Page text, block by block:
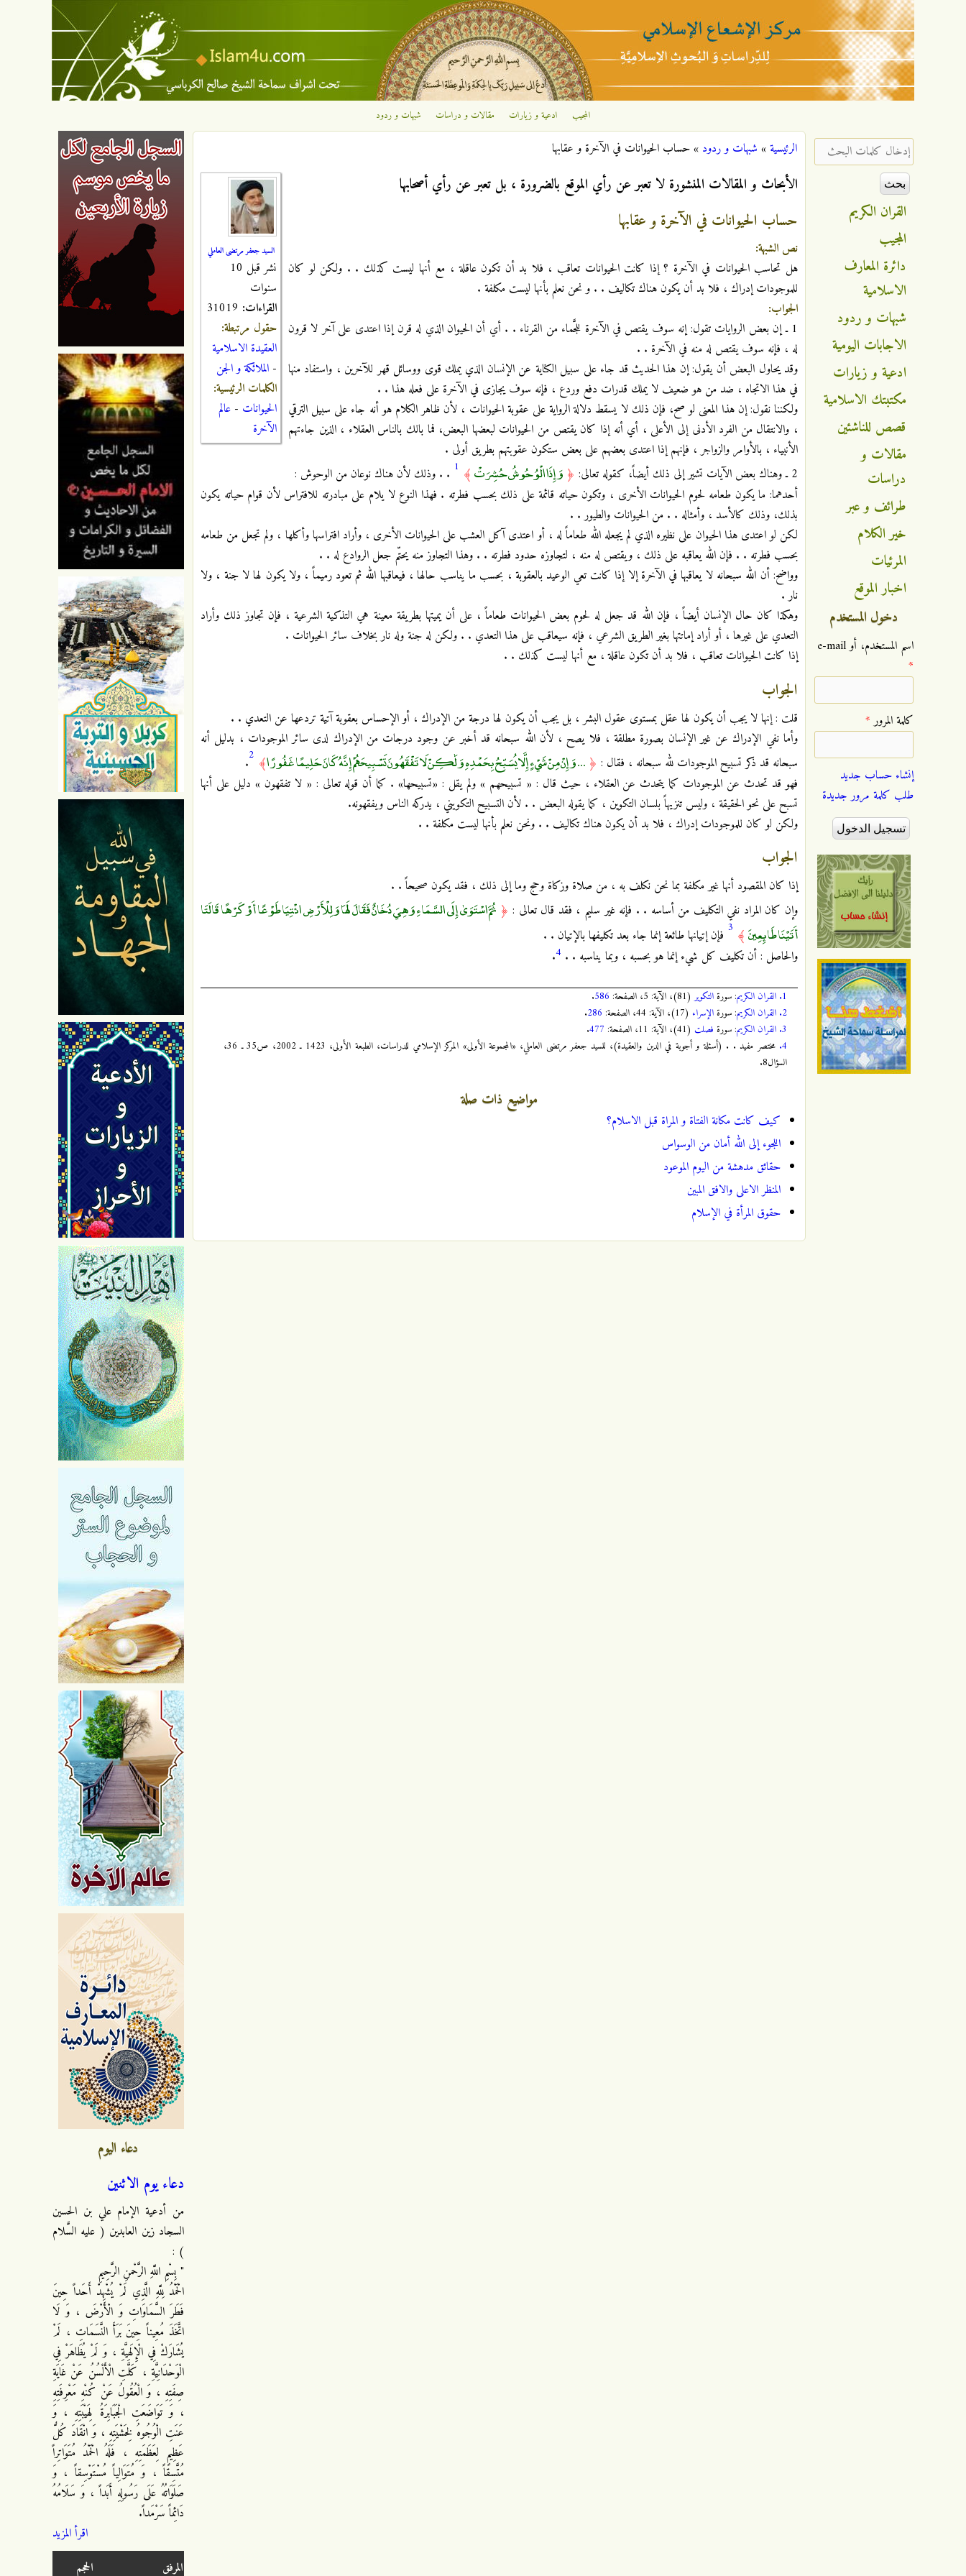
تجاوز إلى المحتوى الرئيسي
الإشعاع
الإسلامي
المجيب ادعية و زيارات مقالات و دراسات شبهات و ردود
أنت هنا
الرئيسية» شبهات و ردود »حساب الحيوانات في الآخرة و عقابها
السيد جعفر مرتضى العاملي
نشر قبل 10
سنوات
القراءات:
حقول مرتبطة:
العقيدة الاسلامية
- الملائكة و الجن
الكلمات الرئيسية:
الحيوانات - عالم
الآخرة
الأبحاث و المقالات المنشورة لا تعبر عن رأي الموقع بالضرورة ، بل تعبر عن رأي أصحابها
حساب الحيوانات في الآخرة و عقابها
نص الشبهة:
هل تحاسب الحيوانات في الآخرة ؟ إذا كانت الحيوانات تعاقب ، فلا بد أن تكون عاقلة ، مع أنها ليست كذلك . . ولكن لو كان
للموجودات إدراك ، فلا بد أن يكون هناك تكاليف . . و نحن نعلم بأنها ليست مكلفة .
الجواب:
1 ـ إن بعض الروايات تقول: إنه سوف يقتص في الآخرة للجَّماء من القرناء . . أي أن الحيوان الذي له قرن إذا اعتدى على آخر لا قرون
له ، فإنه سوف يقتص له منه في الآخرة . .
وقد يحاول البعض أن يقول: إن هذا الحديث قد جاء على سبيل الكناية عن الإنسان الذي يملك قوى ووسائل قهر للآخرين ، واستفاد منها
في هذا الاتجاه ، ضد من هو ضعيف لا يملك قدرات دفع وردع ، فإنه سوف يجازى في الآخرة على فعله هذا . .
ولكننا نقول: إن هذا المعنى لو صح، فإن ذلك لا يسقط دلالة الرواية على عقوبة الحيوانات ، لأن ظاهر الكلام هو أنه جاء على سبيل الترقي
، والانتقال من الفرد الأدنى إلى الأعلى ، أي أنه إذا كان يقتص من الحيوانات لبعضها البعض، فما بالك بالناس العقلاء ، الذين جاءتهم
الأنبياء ، بالأوامر والزواجر ، فإنهم إذا اعتدى بعضهم على بعض ستكون عقوبتهم بطريق أولى .
2 ـ وهناك بعض الآيات تشير إلى ذلك أيضاً، كقوله تعالى:
﴿ وَإِذَا الْوُحُوشُ حُشِرَتْ ﴾ 1 . . وذلك لأن هناك نوعان من الوحوش :
أحدهما: ما يكون طعامه لحوم الحيوانات الأخرى ، وتكون حياته قائمة على ذلك بحسب فطرته . فهذا النوع لا يلام على مبادرته للافتراس لأن قوام حياته يكون
بذلك، وذلك كالأسد ، وأمثاله . . من الحيوانات والطيور . .
لكن لو اعتدى هذا الحيوان على نظيره الذي لم يجعله الله طعاماً له ، أو اعتدى آكل العشب على الحيوانات الأخرى ، وأراد افتراسها وأكلها ، ولم تجعل من طعامه
بحسب فطرته . . فإن الله يعاقبه على ذلك ، ويقتص له منه ، لتجاوزه حدود فطرته . . وهذا التجاوز منه يحتّم جعل الروادع له . .
وواضح: أن الله سبحانه لا يعاقبها في الآخرة إلا إذا كانت تعي الوعيد بالعقوبة ، بحسب ما يناسب حالها ، فيعاقبها الله ثم تعود رميماً ، ولا يكون لها لا جنة ، ولا
نار .
وهكذا كان حال الإنسان أيضاً ، فإن الله قد جعل له لحوم بعض الحيوانات طعاماً ، على أن يميتها بطريقة معينة هي التذكية الشرعية ، فإن تجاوز ذلك وأراد
التعدي على غيرها ، أو أراد إماتتها بغير الطريق الشرعي ، فإنه سيعاقب على هذا التعدي . . ولكن له جنة وله نار بخلاف سائر الحيوانات .
إذا كانت الحيوانات تعاقب ، فلا بد أن تكون عاقلة ، مع أنها ليست كذلك . .
الجواب
قلت : إنها لا يجب أن يكون لها عقل بمستوى عقول البشر ، بل يجب أن يكون لها درجة من الإدراك ، أو الإحساس بعقوبة آتية تردعها عن التعدي . .
وأما نفي الإدراك عن غير الإنسان بصورة مطلقة ، فلا يصح ، لأن الله سبحانه قد أخبر عن وجود درجات من الإدراك لدى سائر الموجودات ، بدليل أنه
سبحانه قد ذكر تسبيح الموجودات لله سبحانه ، فقال : ﴿ ... وَإِنْ مِنْ شَيْءٍ إِلَّا يُسَبِّحُ بِحَمْدِهِ وَلَٰكِنْ لَا تَفْقَهُونَ تَسْبِيحَهُمْ إِنَّهُ كَانَ حَلِيمًا غَفُورًا﴾ 2
.
فهو قد تحدث عن الموجودات كما يتحدث عن العقلاء ، حيث قال : « تسبيحهم » ولم يقل : «تسبيحها» . كما أن قوله تعالى : « لا تفقهون » دليل على أنها
تسبح على نحو الحقيقة ، وليس تنزيهاً بلسان التكوين ، كما يقوله البعض . . لأن التسبيح التكويني ، يدركه الناس ويفقهونه.
ولكن لو كان للموجودات إدراك ، فلا بد أن يكون هناك تكاليف . . ونحن نعلم بأنها ليست مكلفة . .
الجواب
إذا كان المقصود أنها غير مكلفة بما نحن نكلف به ، من صلاة وزكاة وحج وما إلى ذلك ، فقد يكون صحيحاً . .
وإن كان المراد نفي التكليف من أساسه . . فإنه غير سليم ، فقد قال تعالى : ﴿ ثُمَّ اسْتَوَىٰ إِلَى السَّمَاءِ وَهِيَ دُخَانٌ فَقَالَ لَهَا وَلِلْأَرْضِ ائْتِيَا طَوْعًا أَوْ كَرْهًا قَالَتَا
أَتَيْنَا طَائِعِينَ ﴾ 3 فإن إتيانها طائعة إنما جاء بعد تكليفها بالإتيان . .
والحاصل : أن تكليف كل شيء إنما هو بحسبه ، وبما يناسبه . . 4
.
1. القران الكريم: سورةالتكوير (81)، الآية: 5، الصفحة: 586
.
2. القران الكريم: سورةالإسراء (17)، الآية: 44، الصفحة: 286
.
3. القران الكريم: سورة فصلت (41)، الآية: 11، الصفحة: 477
.
4.
مختصر مفيد . . (أسئلة و أجوبة في الدين والعقيدة)، للسيد جعفر مرتضى العاملي، «المجموعة الأولى» المركز الإسلامي للدراسات، الطبعة الأولى، 1423 ـ 2002، ص35 ـ 36،
السؤال8.
مواضيع ذات صلة
كيف كانت مكانة الفتاة و المراة قبل الاسلام؟
اللجوء إلى الله أمان من الوسواس
حقائق مدهشة من اليوم الموعود
المنظر الاعلى والافق المبين
حقوق المرأة في الإسلام
دعاء اليوم
دعاء يوم الاثنين
من أدعية الإمام علي بن الحسين
السجاد زين العابدين ( عليه السَّلام
) :
" بِسْمِ اللَّهِ الرَّحْمنِ الرَّحِيمِ
الْحَمْدُ لِلَّهِ الَّذِي لَمْ يُشْهِدْ أَحَداً حِينَ
فَطَرَ السَّمَاوَاتِ وَ الْأَرْضَ ، وَ لَا
اتَّخَذَ مُعِيناً حِينَ بَرَأَ النَّسَمَاتِ ، لَمْ
يُشَارَكْ فِي الْإِلَهِيَّةِ ، وَ لَمْ يُظَاهَرْ فِي
الْوَحْدَانِيَّةِ ، كَلَّتِ الْأَلْسُنُ عَنْ غَايَةِ
صِفَتِهِ ، وَ الْعُقُولُ عَنْ كُنْهِ مَعْرِفَتِهِ
، وَ تَوَاضَعَتِ الْجَبَابِرَةُ لِهَيْبَتِهِ ، وَ
عَنَتِ الْوُجُوهُ لِخَشْيَتِهِ ، وَ انْقَادَ كُلُّ
عَظِيمٍ لِعَظَمَتِهِ ، فَلَهُ الْحَمْدُ مُتَوَاتِراً
مُتَّسِقاً ، وَ مُتَوَالِياً مُسْتَوْسِقاً ، وَ
صَلَوَاتُهُ عَلَى رَسُولِهِ أَبَداً ، وَ سَلَامُهُ
دَائِماً سَرْمَداً.
اقرأ المزيد
المرفق
الحجم
‏إدخال كلمات البحث ‏
القران الكريم
المجيب
دائرة المعارف
الاسلامية
شبهات و ردود
الاجابات اليومية
ادعية و زيارات
مكتبتك الاسلامية
قصص للناشئين
مقالات و
دراسات
طرائف و عبر
خير الكلام
المرئيات
اخبار الموقع
دخول المستخدم
‏اسم المستخدم، أو e-mail
*
‏كلمة المرور ‏*
إنشاء حساب جديد
طلب كلمة مرور جديدة